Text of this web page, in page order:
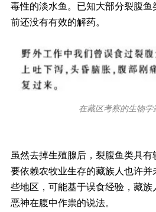
毒性的淡水鱼。已知大部分裂腹鱼
前还没有有效的解药。
在藏区考察的生物学
虽然去掉生殖腺后，裂腹鱼类具
要依赖农牧业生存的藏族人也许
些地区，可能基于误食经验，藏
恶神在腹中作祟的说法。